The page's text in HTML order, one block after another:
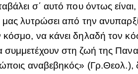
σ΄ αυτό που όντως
λυτρώσει από την
να κάνει δηλαδή τον
στη ζωή της
αναβεβηκός» (Γρ.Θεολ.),